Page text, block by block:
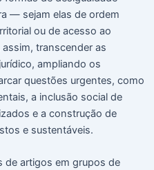
— sejam elas de ordem
ou de acesso ao
transcender as
ampliando os
questões urgentes, como
a inclusão social de
e a construção de
e sustentáveis.
de artigos em grupos de